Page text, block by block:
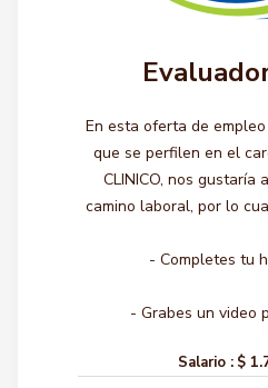
En esta oferta de
que se perfilen en el
CLINICO, nos gustaría
camino laboral, por lo
- Completes tu
- Grabes un video
Salario : $